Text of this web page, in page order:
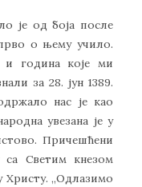
је од боја после
о њему учило.
и година које ми
за 28. јун 1389.
нас је као
увезана је у
Причешћени
Светим кнезом
Христу. ,,Одлазимо